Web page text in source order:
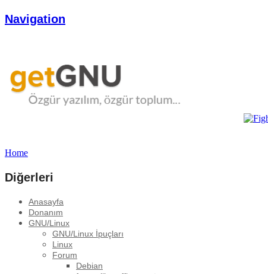
Navigation
Home
Diğerleri
Anasayfa
Donanım
GNU/Linux
GNU/Linux İpuçları
Linux
Forum
Debian